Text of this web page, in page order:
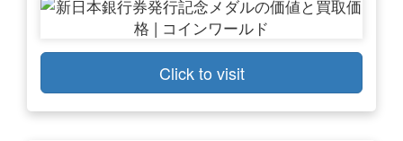
Click to visit